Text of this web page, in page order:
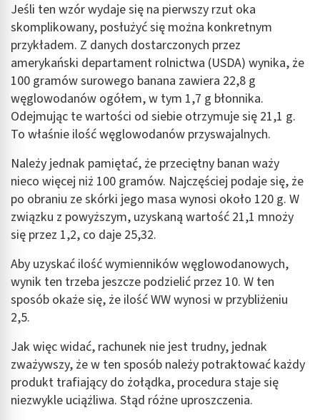
Jeśli ten wzór wydaje się na pierwszy rzut oka
skomplikowany, posłużyć się można konkretnym
przykładem. Z danych dostarczonych przez
amerykański departament rolnictwa (USDA) wynika, że
100 gramów surowego banana zawiera 22,8 g
węglowodanów ogółem, w tym 1,7 g błonnika.
Odejmując te wartości od siebie otrzymuje się 21,1 g.
To właśnie ilość węglowodanów przyswajalnych.
Należy jednak pamiętać, że przeciętny banan waży
nieco więcej niż 100 gramów. Najczęściej podaje się, że
po obraniu ze skórki jego masa wynosi około 120 g. W
związku z powyższym, uzyskaną wartość 21,1 mnoży
się przez 1,2, co daje 25,32.
Aby uzyskać ilość wymienników węglowodanowych,
wynik ten trzeba jeszcze podzielić przez 10. W ten
sposób okaże się, że ilość WW wynosi w przybliżeniu
2,5.
Jak więc widać, rachunek nie jest trudny, jednak
zważywszy, że w ten sposób należy potraktować każdy
produkt trafiający do żołądka, procedura staje się
niezwykle uciążliwa. Stąd różne uproszczenia.